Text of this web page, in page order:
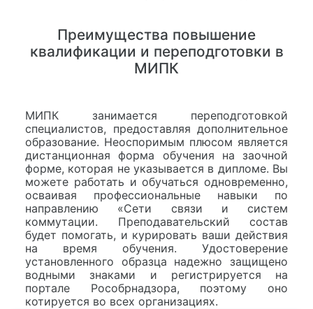
Преимущества повышение
квалификации и переподготовки в
МИПК
МИПК занимается переподготовкой
специалистов, предоставляя дополнительное
образование. Неоспоримым плюсом является
дистанционная форма обучения на заочной
форме, которая не указывается в дипломе. Вы
можете работать и обучаться одновременно,
осваивая профессиональные навыки по
направлению «Сети связи и систем
коммутации. Преподавательский состав
будет помогать, и курировать ваши действия
на время обучения. Удостоверение
установленного образца надежно защищено
водными знаками и регистрируется на
портале Рособрнадзора, поэтому оно
котируется во всех организациях.